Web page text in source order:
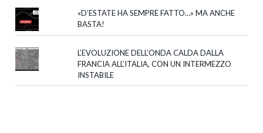
«D’ESTATE HA SEMPRE FATTO…» MA ANCHE
BASTA!
L’EVOLUZIONE DELL’ONDA CALDA DALLA
FRANCIA ALL’ITALIA, CON UN INTERMEZZO
INSTABILE